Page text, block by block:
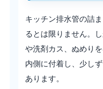
キッチン排水管の詰
るとは限りません。
や洗剤カス、ぬめり
内側に付着し、少し
あります。